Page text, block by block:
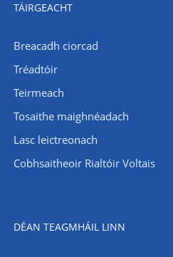
TÁIRGEACHT
Breacadh ciorcad
Tréadtóir
Teirmeach
Tosaithe maighnéadach
Lasc leictreonach
Cobhsaitheoir Rialtóir Voltais
DÉAN TEAGMHÁIL LINN